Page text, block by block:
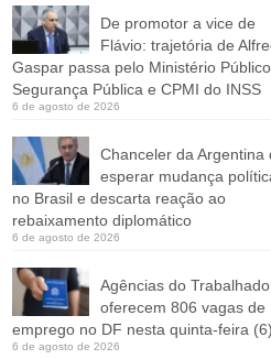
De promotor a vice de
Flávio: trajetória de
Gaspar passa pelo Ministério Público,
Segurança Pública e CPMI do INSS
6 de agosto de 2026
Chanceler da Argentina
esperar mudança
no Brasil e descarta reação ao
rebaixamento diplomático
6 de agosto de 2026
Agências do
oferecem 806 vagas de
emprego no DF nesta quinta-feira (6)
6 de agosto de 2026